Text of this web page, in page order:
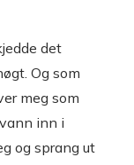
det
Og som
meg som
inn i
og sprang ut